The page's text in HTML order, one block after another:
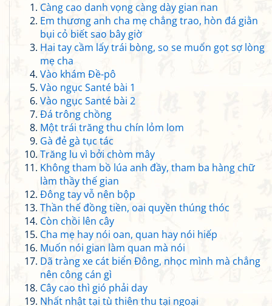
Càng cao danh vọng càng dày gian nan
Em thương anh cha mẹ chẳng trao, hòn đá giằn
bụi cỏ biết sao bây giờ
Hai tay cầm lấy trái bòng, so se muốn gọt sợ lòng
mẹ cha
Vào khám Đề-pô
Vào ngục Santé bài 1
Vào ngục Santé bài 2
Đá trông chồng
Một trái trăng thu chín lỏm lom
Gà đẻ gà tục tác
Trăng lu vì bởi chòm mây
Không tham bồ lúa anh đầy, tham ba hàng chữ
làm thầy thế gian
Đông tay vỗ nên bộp
Thần thế đồng tiền, oai quyền thúng thóc
Còn chồi lên cây
Cha mẹ hay nói oan, quan hay nói hiếp
Muốn nói gian làm quan mà nói
Dã tràng xe cát biển Đông, nhọc mình mà chẳng
nên công cán gì
Cây cao thì gió phải day
Nhất nhật tại tù thiên thu tại ngoại